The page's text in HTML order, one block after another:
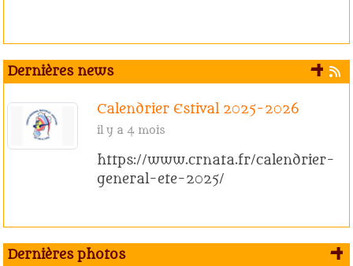
Dernières news
Calendrier Estival 2025-2026
il y a 4 mois
https://www.crnata.fr/calendrier-
general-ete-2025/
+
Dernières photos